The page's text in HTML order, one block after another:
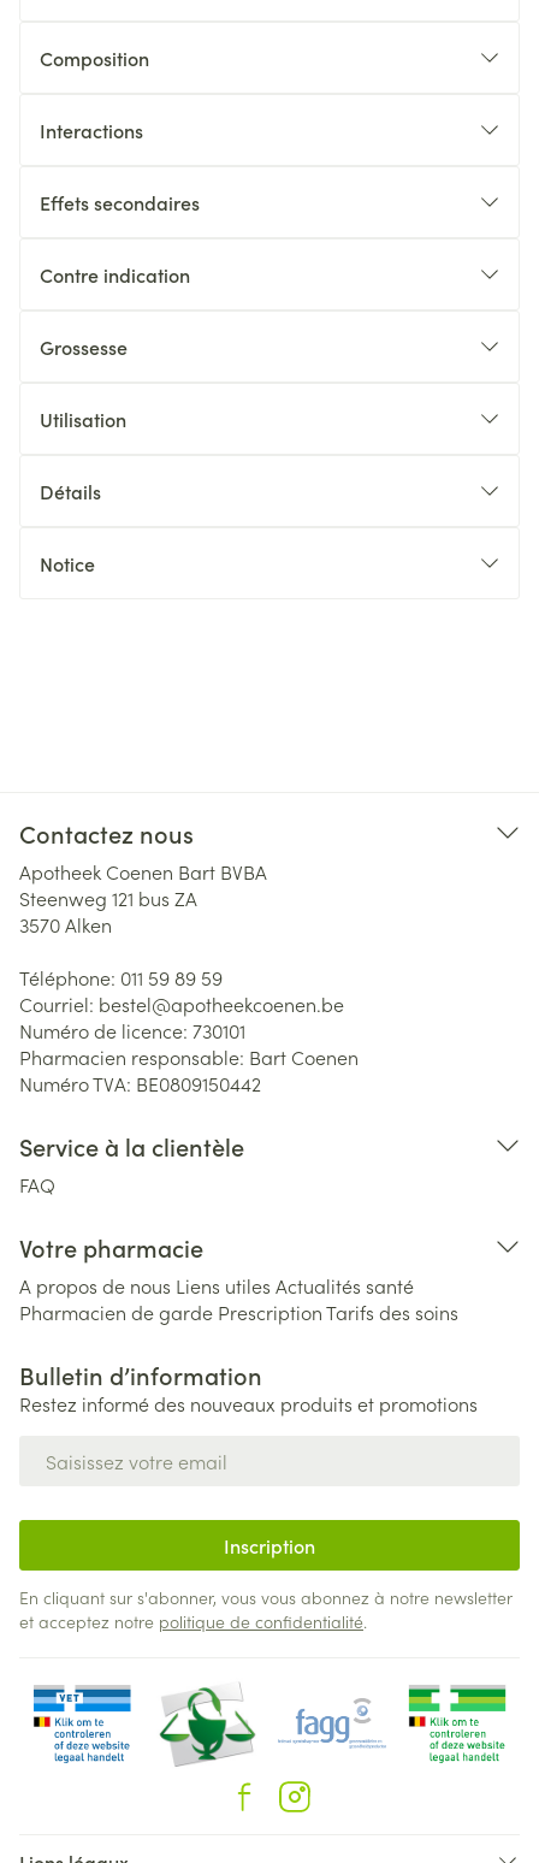
Composition
Interactions
Effets secondaires
Contre indication
Grossesse
Utilisation
Détails
Notice
Contactez nous
Apotheek Coenen Bart BVBA
Steenweg 121 bus ZA
3570Alken
Téléphone: 011 59 89 59
Courriel: bestel@apotheekcoenen.be
Numéro de licence: 730101
Pharmacien responsable: Bart Coenen
Numéro TVA: BE0809150442
Service à la clientèle
FAQ
Votre pharmacie
A propos de nous Liens utiles Actualités santé
Pharmacien de garde PrescriptionTarifs des soins
Bulletin d’information
Restez informé des nouveaux produits et promotions
Inscription
En cliquant sur s'abonner, vous vous abonnez à notre newsletter
et acceptez notre politique de confidentialité.